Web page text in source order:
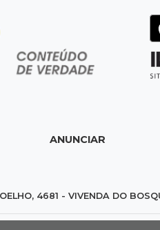
ANUNCIAR
4681 - VIVENDA DO